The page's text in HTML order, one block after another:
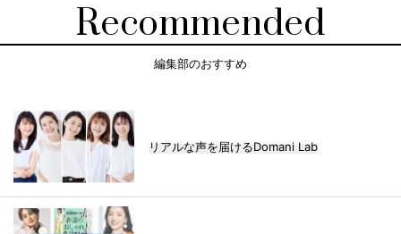
Recommended
編集部のおすすめ
リアルな声を届けるDomani Lab